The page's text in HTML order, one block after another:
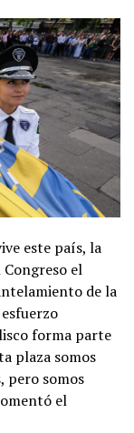
este país, la
el
de la
forma parte
plaza somos
pero somos
el